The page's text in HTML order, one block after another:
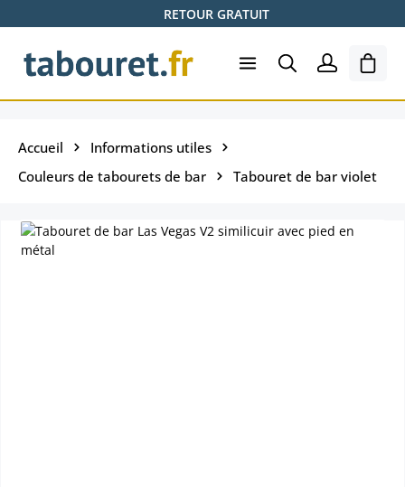
Passer au contenu principalRETOUR GRATUIT
Le
Accueil
Informations utiles
Couleurs de tabourets de bar
Tabouret de bar violet